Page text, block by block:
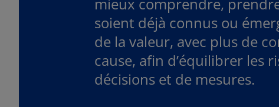
soient déjà connus ou
de la valeur, avec plus de
cause, afin d’équilibrer les
décisions et de mesures.